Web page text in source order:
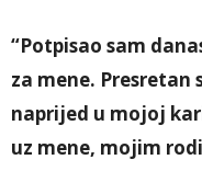
“Potpisao sam
za mene. Presretan
naprijed u mojoj
uz mene, mojim